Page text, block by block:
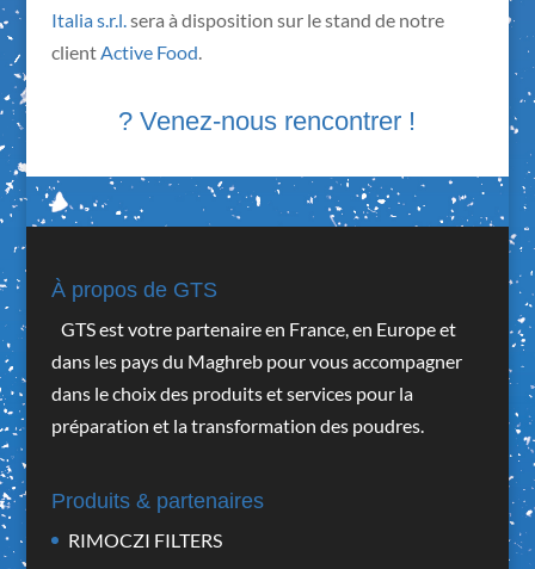
Italia s.r.l.sera à disposition sur le stand de notre
clientActive Food.
? Venez-nous rencontrer !
À propos de GTS
GTS est votre partenaire en France, en Europe et
dans les pays du Maghreb pour vous accompagner
dans le choix des produits et services pour la
préparation et la transformation des poudres.
Produits & partenaires
RIMOCZI FILTERS